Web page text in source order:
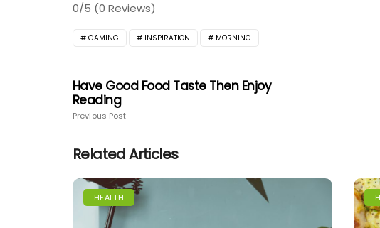
0/5 (0 Reviews)
GAMING INSPIRATION MORNING
Have Good Food Taste Then Enjoy
Reading
Previous Post
Related Articles
HEALTH